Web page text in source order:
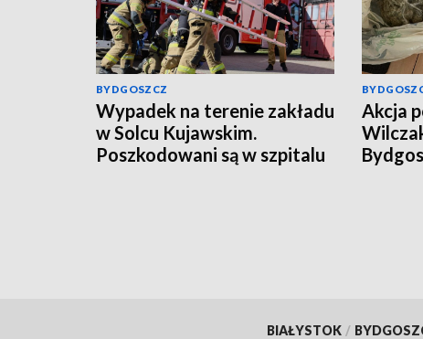
BYDGOSZCZ
Wypadek na terenie zakładu
w Solcu Kujawskim.
Poszkodowani są w szpitalu
Akcja
BIAŁYSTOK /